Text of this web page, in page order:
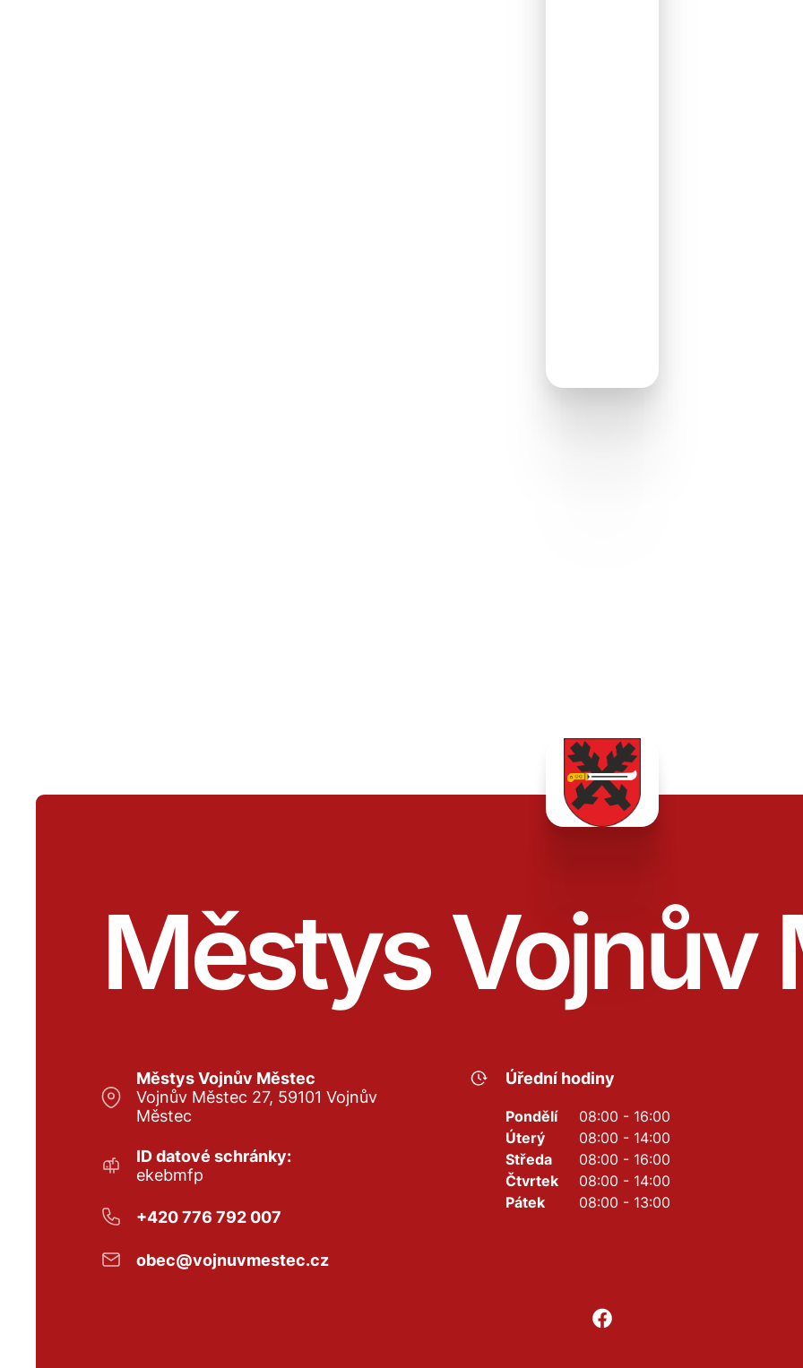
Městys Vojnův
Městys Vojnův Městec
Vojnův Městec 27, 59101 Vojnův
Městec
ID datové schránky:
ekebmfp
+420 776 792 007
obec@vojnuvmestec.cz
Úřední hodiny
Pondělí
08:00 - 16:00
Úterý
08:00 - 14:00
Středa
08:00 - 16:00
Čtvrtek
08:00 - 14:00
Pátek
08:00 - 13:00